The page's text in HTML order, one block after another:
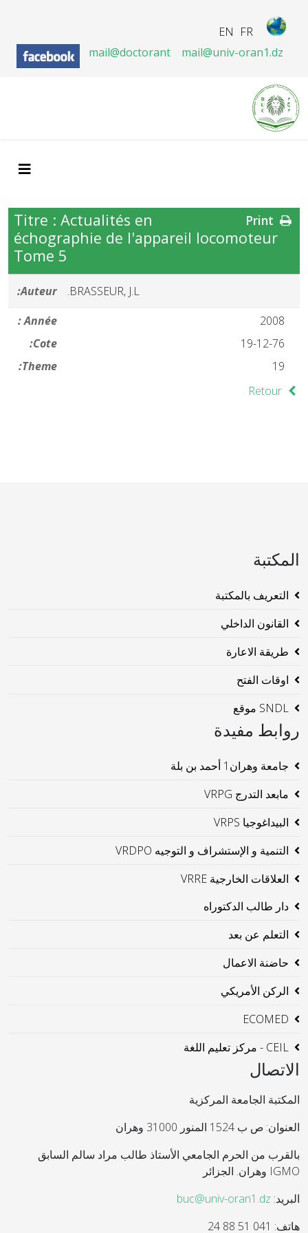
FR
EN
mail@doctorant
mail@univ-oran1.dz
Titre : Actualités en
échographie de l'appareil locomoteur
Tome 5
Auteur:
BRASSEUR, J.L.
Année :
2008
Cote:
19-12-76
Theme:
19
Retour
المكتبة
التعريف بالمكتبة
القانون الداخلي
طريقة الاعارة
اوقات الفتح
SNDL موقع
روابط مفيدة
جامعة وهران1 أحمد بن بلة
مابعد التدرج VRPG
البيداغوجيا VRPS
التنمية و الإستشراف و التوجيه VRDPO
العلاقات الخارجية VRRE
دار طالب الدكتوراه
التعلم عن بعد
حاضنة الاعمال
الركن الأمريكي
ECOMED
CEIL - مركز تعليم اللغة
الاتصال
المكتبة الجامعة المركزية
العنوان: ص ب 1524 المنور 31000 وهران
بالقرب من الحرم الجامعي الأستاذ طالب مراد سالم السابق
IGMO وهران. الجزائر
البريد: buc@univ-oran1.dz
هاتف: 041 51 88 24